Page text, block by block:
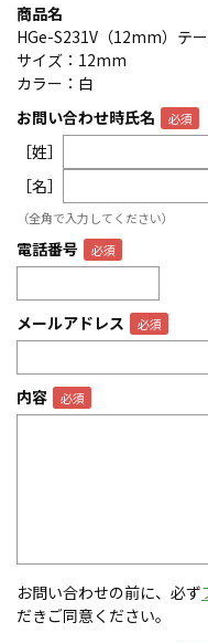
商品名
HGe-S231V（12mm）テ
サイズ：12mm
カラー：白
お問い合わせ時氏名
［姓］
［名］
（全角で入力してください）
電話番号
メールアドレス
内容
お問い合わせの前に、必ず
だきご同意ください。